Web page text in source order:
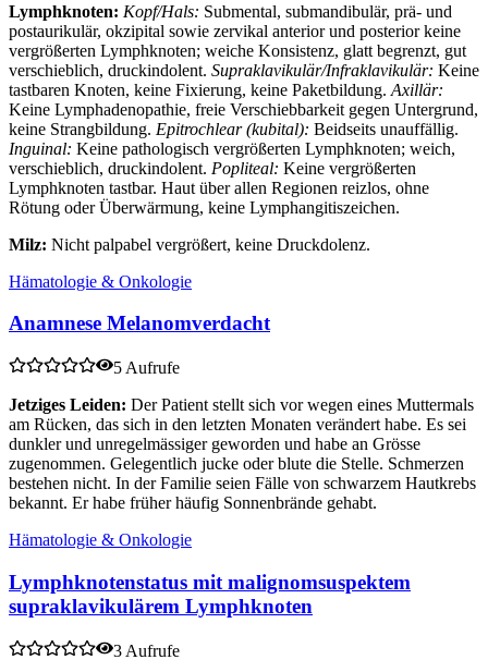
Lymphknoten: Kopf/Hals: Submental, submandibulär, prä- und
postaurikulär, okzipital sowie zervikal anterior und posterior keine
vergrößerten Lymphknoten; weiche Konsistenz, glatt begrenzt, gut
verschieblich, druckindolent. Supraklavikulär/Infraklavikulär: Keine
tastbaren Knoten, keine Fixierung, keine Paketbildung. Axillär:
Keine Lymphadenopathie, freie Verschiebbarkeit gegen Untergrund,
keine Strangbildung. Epitrochlear (kubital): Beidseits unauffällig.
Inguinal: Keine pathologisch vergrößerten Lymphknoten; weich,
verschieblich, druckindolent. Popliteal: Keine vergrößerten
Lymphknoten tastbar. Haut über allen Regionen reizlos, ohne
Rötung oder Überwärmung, keine Lymphangitiszeichen.
Milz: Nicht palpabel vergrößert, keine Druckdolenz.
Hämatologie & Onkologie
Anamnese Melanomverdacht
5 Aufrufe
Jetziges Leiden: Der Patient stellt sich vor wegen eines Muttermals
am Rücken, das sich in den letzten Monaten verändert habe. Es sei
dunkler und unregelmässiger geworden und habe an Grösse
zugenommen. Gelegentlich jucke oder blute die Stelle. Schmerzen
bestehen nicht. In der Familie seien Fälle von schwarzem Hautkrebs
bekannt. Er habe früher häufig Sonnenbrände gehabt.
Hämatologie & Onkologie
Lymphknotenstatus mit malignomsuspektem
supraklavikulärem Lymphknoten
3 Aufrufe